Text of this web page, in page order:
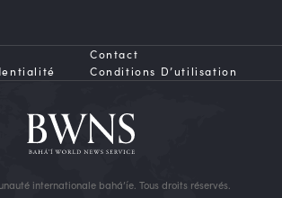
Contact
Conditions D’utilisation
internationale bahá’íe. Tous droits réservés.